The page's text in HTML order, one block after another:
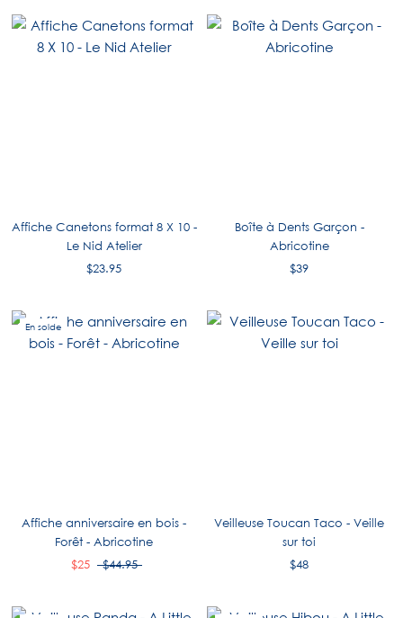
Affiche Canetons format 8 X 10 -
Le Nid Atelier
$23.95
Boîte à Dents Garçon -
Abricotine
$39
En solde
Affiche anniversaire en bois -
Forêt - Abricotine
$25
$44.95
Veilleuse Toucan Taco - Veille
sur toi
$48